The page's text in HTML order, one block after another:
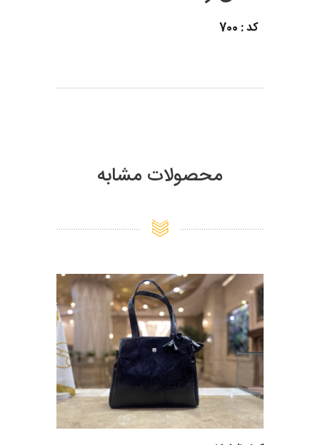
کد : 700
محصولات مشابه